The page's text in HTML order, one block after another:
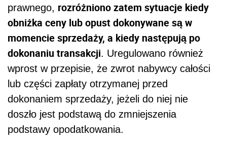
prawnego, rozróżniono zatem sytuacje kiedy
obniżka ceny lub opust dokonywane są w
momencie sprzedaży, a kiedy następują po
dokonaniu transakcji. Uregulowano również
wprost w przepisie, że zwrot nabywcy całości
lub części zapłaty otrzymanej przed
dokonaniem sprzedaży, jeżeli do niej nie
doszło jest podstawą do zmniejszenia
podstawy opodatkowania.